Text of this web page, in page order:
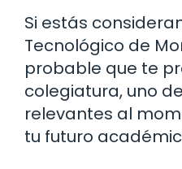
Si estás
Tecnológico de
probable que te
colegiatura, uno
relevantes al
tu futuro